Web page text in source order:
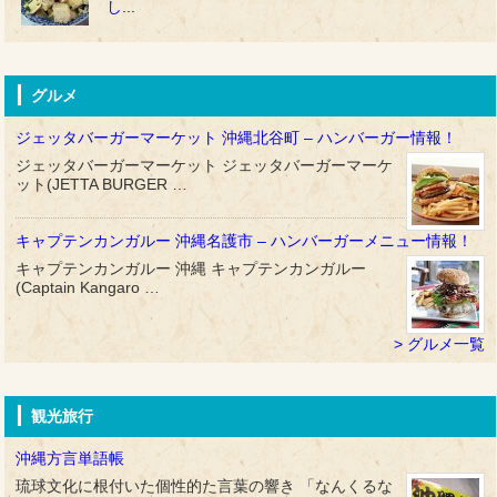
し...
グルメ
ジェッタバーガーマーケット 沖縄北谷町 – ハンバーガー情報！
ジェッタバーガーマーケット ジェッタバーガーマーケ
ット(JETTA BURGER …
キャプテンカンガルー 沖縄名護市 – ハンバーガーメニュー情報！
キャプテンカンガルー 沖縄 キャプテンカンガルー
(Captain Kangaro …
グルメ一覧
観光旅行
沖縄方言単語帳
琉球文化に根付いた個性的た言葉の響き 「なんくるな